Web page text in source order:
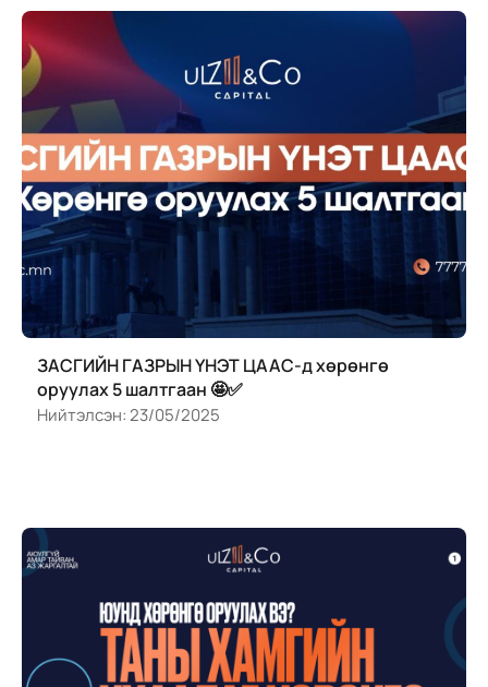
ЗАСГИЙН ГАЗРЫН ҮНЭТ ЦААС-д хөрөнгө
оруулах 5 шалтгаан 🤩✅
Нийтэлсэн:23/05/2025